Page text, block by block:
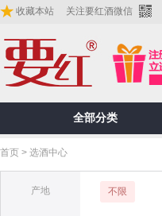
收藏本站 关注要红酒微信
全部分类
首页 > 选酒中心
产地 不限